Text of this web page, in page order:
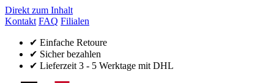
Direkt zum Inhalt
Kontakt FAQ Filialen
✔ Einfache Retoure
✔ Sicher bezahlen
✔ Lieferzeit 3 - 5 Werktage mit DHL